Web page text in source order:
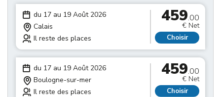
du 17 au 19 Août 2026
Calais
Il reste des places
459.00
€ Net
Choisir
du 17 au 19 Août 2026
Boulogne-sur-mer
Il reste des places
459.00
€ Net
Choisir